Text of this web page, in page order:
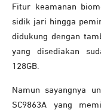
Fitur keamanan
sidik jari hingga
didukung dengan
yang disediakan
128GB.
Namun sayangnya
SC9863A yang